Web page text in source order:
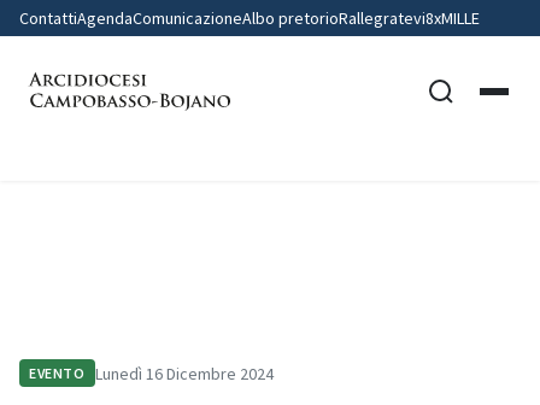
ContattiAgendaComunicazioneAlbo pretorioRallegratevi8xMILLE
EVENTO Lunedì 16 Dicembre 2024